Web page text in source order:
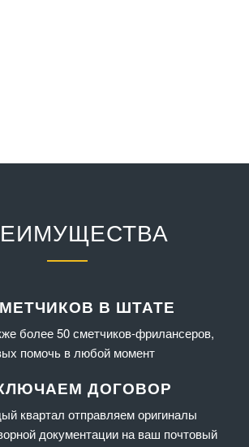
В ШТАТЕ
более 50 сметчиков-фрилансеров,
помочь в любой момент
ДОГОВОР
квартал отправляем оригиналы
документации на ваш почтовый